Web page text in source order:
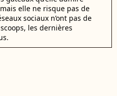
elle ne risque pas de
sociaux n’ont pas de
les dernières